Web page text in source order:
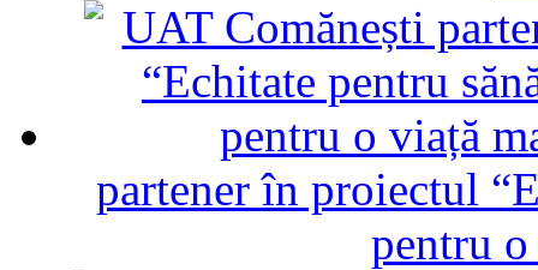
partener în proiectul
pentru